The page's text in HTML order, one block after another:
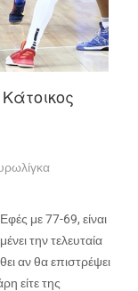
με 77-69, είναι
την τελευταία
αν θα επιστρέψει
είτε της